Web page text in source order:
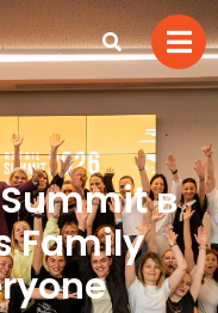
в
Family